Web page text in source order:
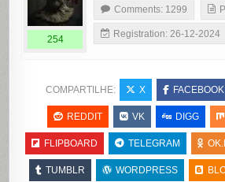
254
Comments: 1299
Registration: 26-12-2024
COMPARTILHE: X FACEBOOK
REDDIT VK DIGG
FLIPBOARD TELEGRAM
TUMBLR WORDPRESS